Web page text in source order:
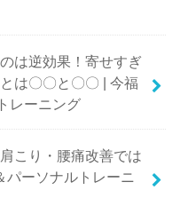
は逆効果！寄せすぎ
は〇〇と〇〇 | 今福
レーニング
こり・腰痛改善では
パーソナルトレーニ